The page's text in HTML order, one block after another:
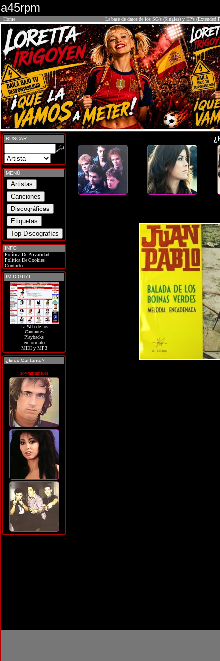
a45rpm
Home La base de datos de los SG's (Singles) y EP's (Extended
BUSCAR
MENÚ
INFO
Política De Privacidad
Política De Cookies
Contacto
IM DIGITAL
La Web de los
Cantantes
Playbacks
en formato
MIDI y MP3
¿Eres Cantante?
soycantante.es